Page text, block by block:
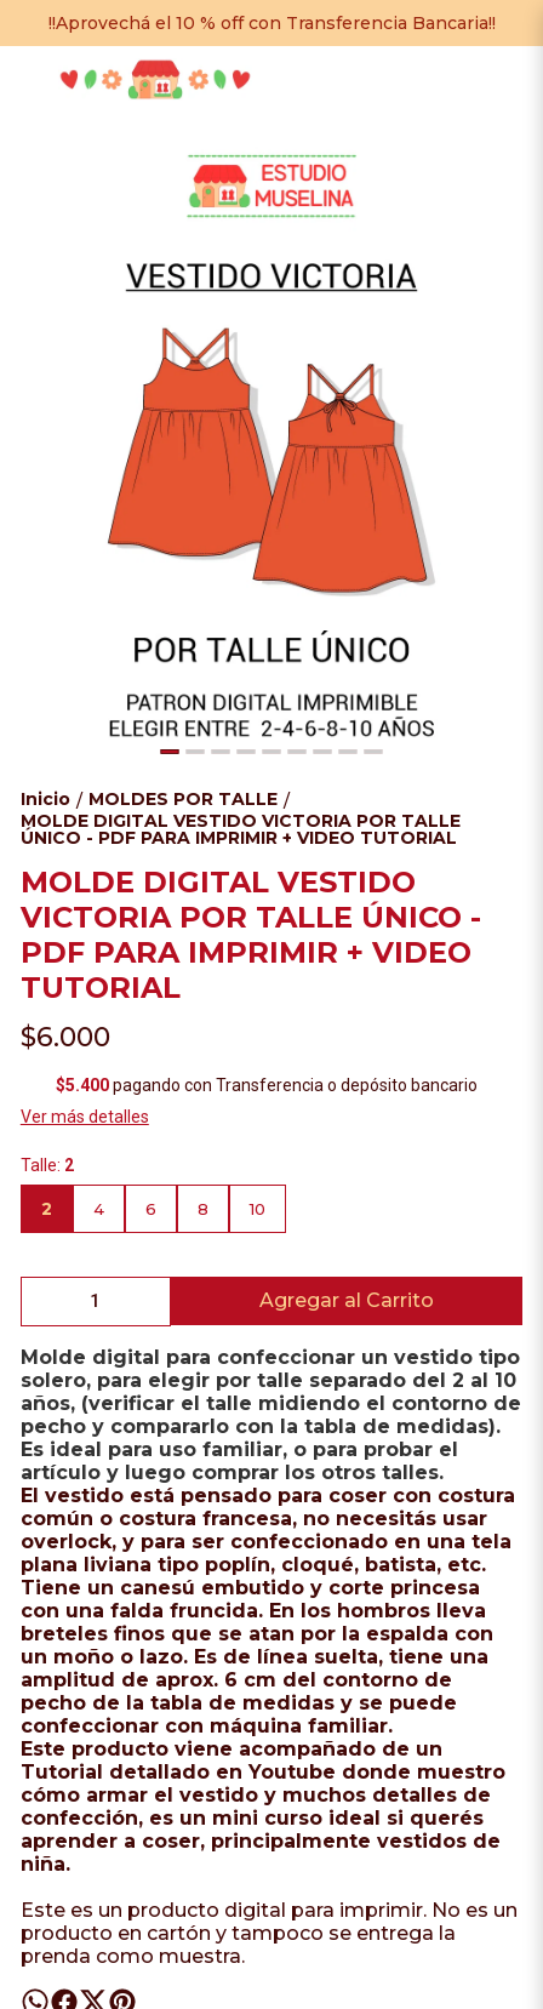
!!Aprovechá el 10 % off con Transferencia Bancaria!!
Inicio / MOLDES POR TALLE /
MOLDE DIGITAL VESTIDO VICTORIA POR TALLE
ÚNICO - PDF PARA IMPRIMIR + VIDEO TUTORIAL
MOLDE DIGITAL VESTIDO
VICTORIA POR TALLE ÚNICO -
PDF PARA IMPRIMIR + VIDEO
TUTORIAL
$6.000
$5.400pagando con Transferencia o depósito bancario
Ver más detalles
Talle: 2
2 4 6 8 10
Agregar al Carrito
Molde digital para confeccionar un vestido tipo
solero, para elegir por talle separado del 2 al 10
años, (verificar el talle midiendo el contorno de
pecho y compararlo con la tabla de medidas).
Es ideal para uso familiar, o para probar el
artículo y luego comprar los otros talles.
El vestido está pensado para coser con costura
común o costura francesa, no necesitás usar
overlock, y para ser confeccionado en una tela
plana liviana tipo poplín, cloqué, batista, etc.
Tiene un canesú embutido y corte princesa
con una falda fruncida. En los hombros lleva
breteles finos que se atan por la espalda con
un moño o lazo. Es de línea suelta, tiene una
amplitud de aprox. 6 cm del contorno de
pecho de la tabla de medidas y se puede
confeccionar con máquina familiar.
Este producto viene acompañado de un
Tutorial detallado en Youtube donde muestro
cómo armar el vestido y muchos detalles de
confección, es un mini curso ideal si querés
aprender a coser, principalmente vestidos de
niña.
Este es un producto digital para imprimir. No es un
producto en cartón y tampoco se entrega la
prenda como muestra.